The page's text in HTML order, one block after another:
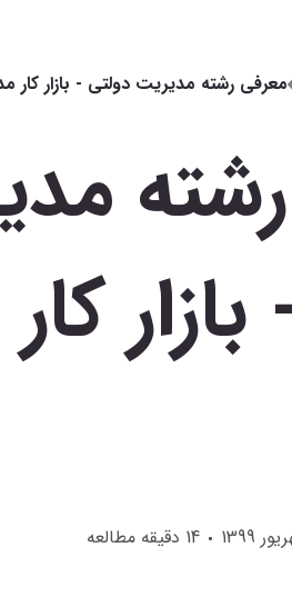
معرفی رشته مدیریت دولتی - بازار کار
14 دقیقه مطالعه